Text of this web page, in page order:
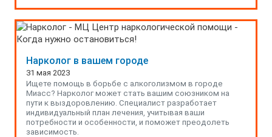
Нарколог в вашем городе
31 мая 2023
Ищете помощь в борьбе с алкоголизмом в городе
Миасс? Нарколог может стать вашим союзником на
пути к выздоровлению. Специалист разработает
индивидуальный план лечения, учитывая ваши
потребности и особенности, и поможет преодолеть
зависимость.